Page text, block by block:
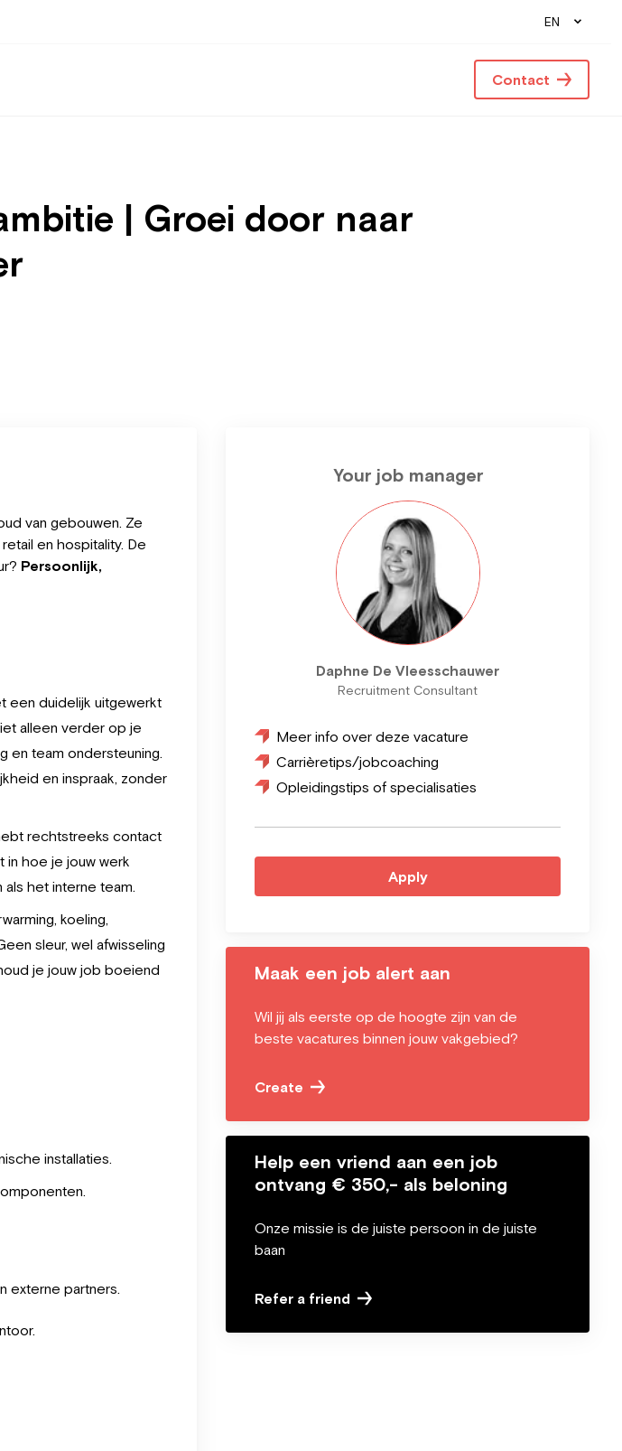
EN
Contact
| Groei door naar
van gebouwen. Ze
en hospitality. De
Persoonlijk,
een duidelijk uitgewerkt
alleen verder op je
en team ondersteuning.
en inspraak, zonder
rechtstreeks contact
in hoe je jouw werk
het interne team.
koeling,
sleur, wel afwisseling
je jouw job boeiend
installaties.
externe partners.
Your job manager
Daphne De Vleesschauwer
Recruitment Consultant
Meer info over deze vacature
Carrièretips/jobcoaching
Opleidingstips of specialisaties
Apply
Maak een job alert aan
Wil jij als eerste op de hoogte zijn van de
beste vacatures binnen jouw vakgebied?
Create
Help een vriend aan een job
ontvang € 350,- als beloning
Onze missie is de juiste persoon in de juiste
baan
Refer a friend